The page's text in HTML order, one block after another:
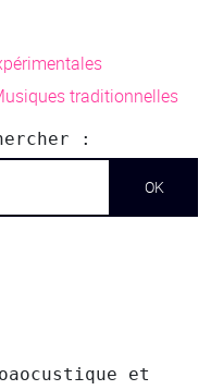
traditionnelles
:
et